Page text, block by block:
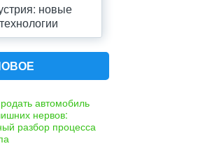
новые
автомобиль
нервов:
разбор процесса